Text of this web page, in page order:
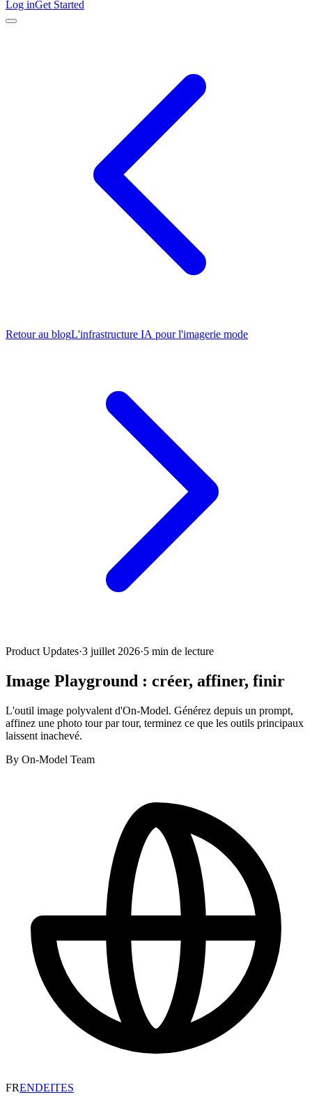
Log inGet Started
Retour au blogL'infrastructure IA pour l'imagerie mode
Product Updates·3 juillet 2026·5 min de lecture
Image Playground : créer, affiner, finir
L'outil image polyvalent d'On-Model. Générez depuis un prompt,
affinez une photo tour par tour, terminez ce que les outils principaux
laissent inachevé.
By On-Model Team
FRENDEITES